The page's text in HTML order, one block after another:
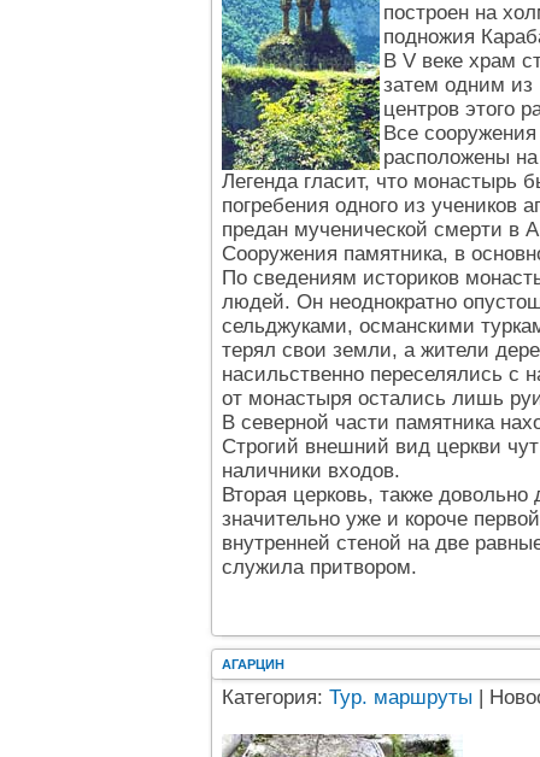
построен на
подножия
В V веке храм
затем одним из
центров этого
Все
расположены
Легенда гласит, что монастырь
погребения одного из
предан мученической смерти в
Сооружения памятника, в
По сведениям историков
людей. Он неоднократно
сельджуками, османскими
терял свои земли, а жители
насильственно переселялись с
от монастыря остались лишь
В северной части памятника
Строгий внешний вид церкви
наличники входов.
Вторая церковь, также
значительно уже и короче
внутренней стеной на две
служила притвором.
АГАРЦИН
Категория: Тур. маршруты |